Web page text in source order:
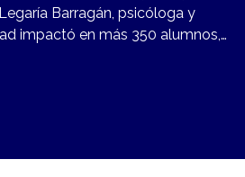
Barragán, psicóloga y
impactó en más 350 alumnos,…